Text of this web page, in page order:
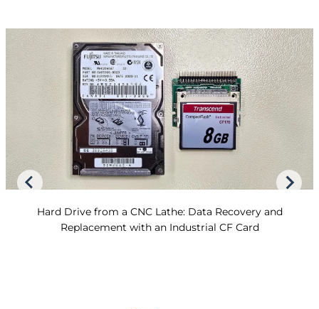
Hard Drive from a CNC Lathe: Data Recovery and
Replacement with an Industrial CF Card